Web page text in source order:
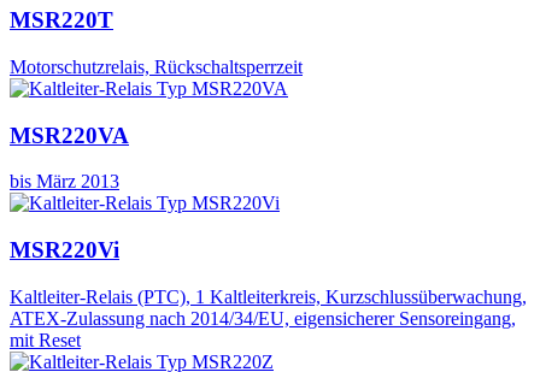
MSR220T
Motorschutzrelais, Rückschaltsperrzeit
MSR220VA
bis März 2013
MSR220Vi
Kaltleiter-Relais (PTC), 1 Kaltleiterkreis, Kurzschlussüberwachung,
ATEX-Zulassung nach 2014/34/EU, eigensicherer Sensoreingang,
mit Reset